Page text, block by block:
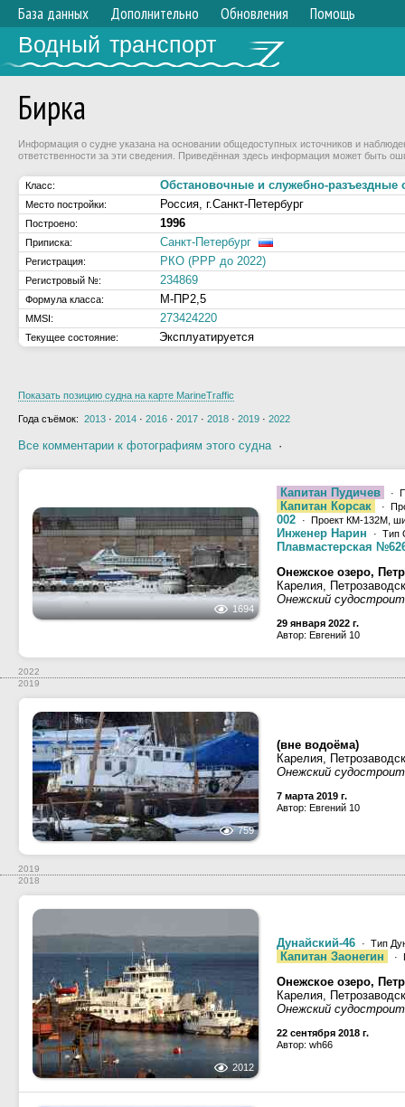
База данных Дополнительно Обновления Помощь
Водный транспорт
Бирка
Информация о судне указана на основании общедоступных источников и
ответственности за эти сведения. Приведённая здесь информация может быть
Класс: Обстановочные и служебно-разъездные
Место постройки: Россия, г.Санкт-Петербург
Построено: 1996
Приписка: Санкт-Петербург
Регистрация: РКО (РРР до 2022)
Регистровый №: 234869
Формула класса: М-ПР2,5
MMSI: 273424220
Текущее состояние: Эксплуатируется
Показать позицию судна на карте MarineTraffic
Года съёмок: 2013 · 2014 · 2016 · 2017 · 2018 · 2019 · 2022
Все комментарии к фотографиям этого судна·
1694
Капитан Пудичев ·
Капитан Корсак ·
002 · Проект КМ-132М,
Инженер Нарин · Тип
Плавмастерская
Онежское озеро,
Карелия, Петрозаводск
Онежский
29 января 2022 г.
Автор: Евгений 10
2022
2019
759
(вне водоёма)
Карелия, Петрозаводск
Онежский
7 марта 2019 г.
Автор: Евгений 10
2019
2018
2012
Дунайский-46 · Тип
Капитан Заонегин ·
Онежское озеро,
Карелия, Петрозаводск
Онежский
22 сентября 2018 г.
Автор: wh66